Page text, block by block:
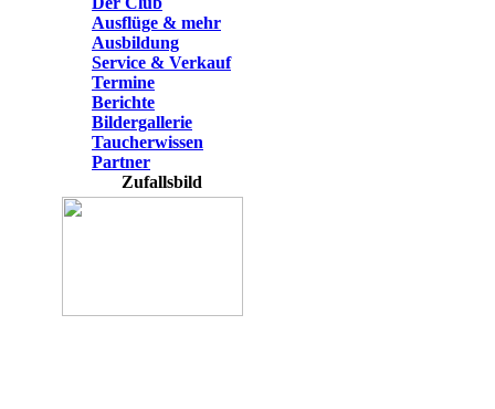
Ausflüge & mehr
Ausbildung
Service & Verkauf
Termine
Berichte
Bildergallerie
Taucherwissen
Partner
Zufallsbild